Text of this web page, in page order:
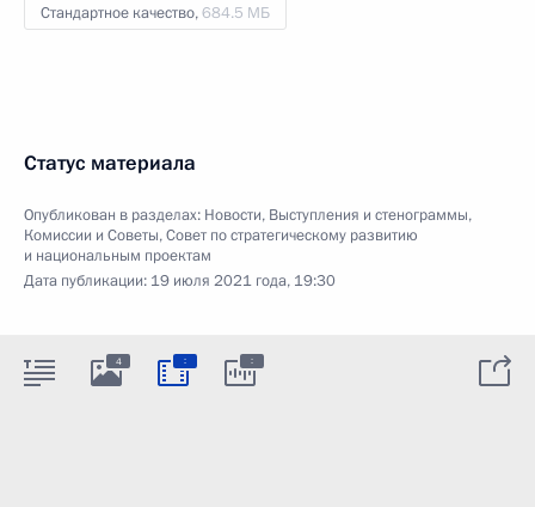
Стандартное качество,684.5 МБ
Статус материала
Опубликован в разделах: Новости, Выступления и стенограммы,
Комиссии и Советы,Совет по стратегическому развитию
и национальным проектам
Дата публикации: 19 июля 2021 года, 19:30
4 : :